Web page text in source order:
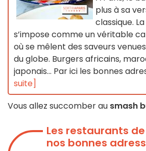
plus à sa
classique.
s’impose comme un véritable
où se mêlent des saveurs
du globe. Burgers africains,
japonais... Par ici les bonnes
suite]
Vous allez succomber au smash
Les restaurants de
nos bonnes